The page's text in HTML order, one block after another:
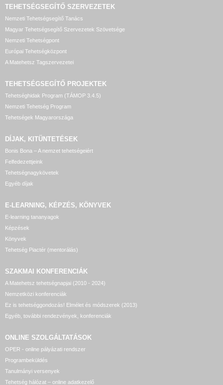
TEHETSÉGSEGÍTŐ SZERVEZETEK
Nemzeti Tehetségsegítő Tanács
Magyar Tehetségsegítő Szervezetek Szövetsége
Nemzeti Tehetségpont
Európai Tehetségközpont
A Matehetsz Tagszervezetei
TEHETSÉGSEGÍTŐ PROJEKTEK
Tehetséghidak Program (TÁMOP 3.4.5)
Nemzeti Tehetség Program
Tehetségek Magyarországa
DÍJAK, KITÜNTETÉSEK
Bonis Bona – A nemzet tehetségeiért
Felfedezettjeink
Tehetségnagykövetek
Egyéb díjak
E-LEARNING, KÉPZÉS, KÖNYVEK
E-learning tananyagok
Képzések
Könyvek
Tehetség Piactér (mentorálás)
SZAKMAI KONFERENCIÁK
A Matehetsz tehetségnapjai (2010 - 2024)
Nemzetközi konferenciák
Ez is tehetséggondozás! Elmélet és módszerek (2013)
Egyéb, további rendezvények, konferenciák
ONLINE SZOLGÁLTATÁSOK
OPER - online pályázati rendszer
Programbeküldés
Tanulmányi versenyek
Tehetség hálózat – online adatkezelő